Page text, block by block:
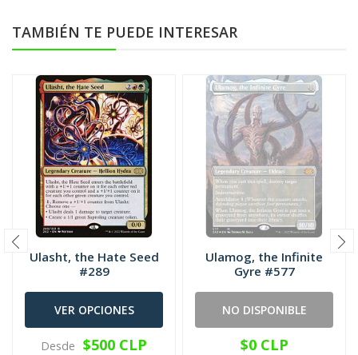
TAMBIÉN TE PUEDE INTERESAR
Ulasht, the Hate Seed
#289
VER OPCIONES
Desde $500 CLP
Ulamog, the Infinite
Gyre #577
NO DISPONIBLE
$0 CLP